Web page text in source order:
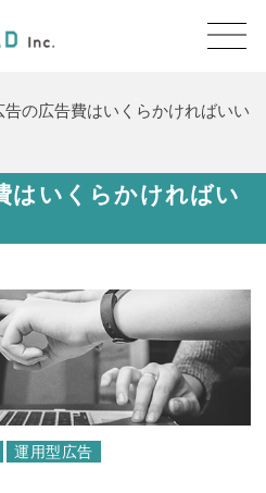
告の広告費はいくらかければいい
はいくらかければい
運用型広告